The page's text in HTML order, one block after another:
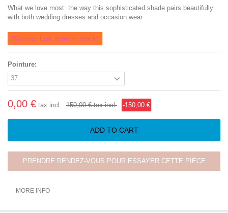
What we love most: the way this sophisticated shade pairs beautifully
with both wedding dresses and occasion wear.
Warning: Last items in stock!
Pointure:
0,00 € tax incl. 150,00 €tax incl. -150,00 €
ADD TO CART
PRENDRE RENDEZ-VOUS POUR ESSAYER CETTE PIÈCE
MORE INFO